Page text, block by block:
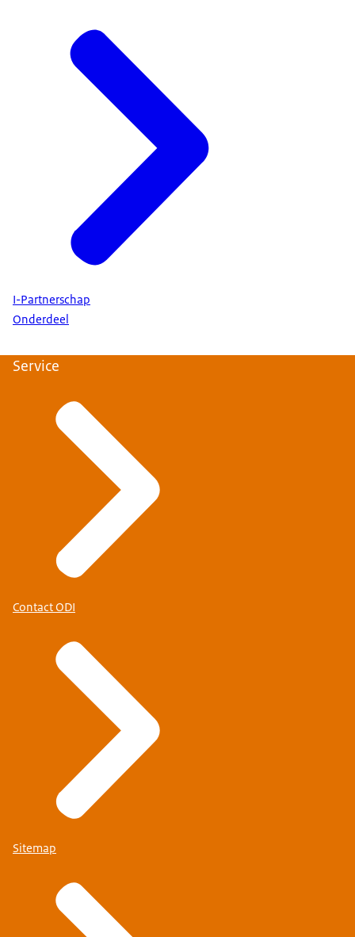
Ondertiteling
3,6 KB
Download
I-Partnerschap
Onderdeel
Service
Contact ODI
Sitemap